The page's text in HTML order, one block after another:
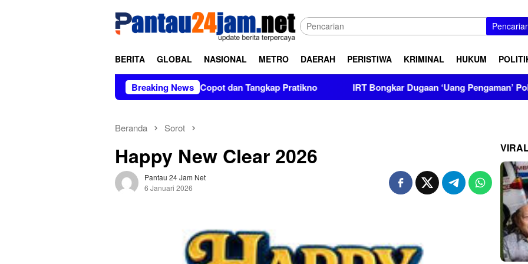
BERITA GLOBAL NASIONAL METRO DAERAH PERISTIWA KRIMINAL HUKUM
Breaking News
Copot dan Tangkap Pratikno IRT Bongkar Dugaan ‘Uang Pengaman’ Polisi, Setor
Beranda Sorot
Happy New Clear 2026
Pantau 24 Jam Net
6 Januari 2026